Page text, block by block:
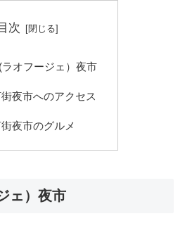
次
オフージェ）夜市
夜市へのアクセス
夜市のグルメ
ェ）夜市